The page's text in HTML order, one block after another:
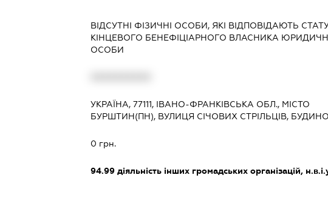
ВІДСУТНІ ФІЗИЧНІ ОСОБИ, ЯКІ ВІДПОВІДАЮТЬ
КІНЦЕВОГО БЕНЕФІЦІАРНОГО ВЛАСНИКА
ОСОБИ
УКРАЇНА, 77111, ІВАНО-ФРАНКІВСЬКА ОБЛ., МІСТО
БУРШТИН(ПН), ВУЛИЦЯ СІЧОВИХ СТРІЛЬЦІВ,
0 грн.
94.99діяльність інших громадських організацій,